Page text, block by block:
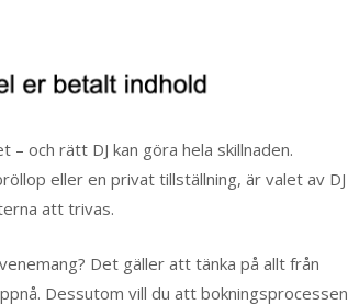
och rätt DJ kan göra hela skillnaden.
eller en privat tillställning, är valet av DJ
att trivas.
Det gäller att tänka på allt från
Dessutom vill du att bokningsprocessen